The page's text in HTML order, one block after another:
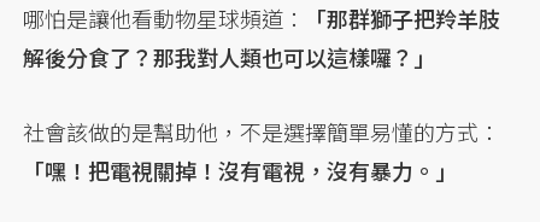
哪怕是讓他看動物星球頻道：
「那群獅子把羚羊肢
解後分食了？那我對人類也可以這樣囉？」
社會該做的是幫助他，不是選擇簡單易懂的方式：
「嘿！把電視關掉！沒有電視，沒有暴力。」